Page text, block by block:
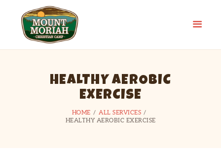
HEALTHY AEROBIC
EXERCISE
HOME
ALL SERVICES
HEALTHY AEROBIC EXERCISE
MOUNT MORIAH CAMP
MEET OUR STAFF
HELPFUL
INFORMATION
DONATE